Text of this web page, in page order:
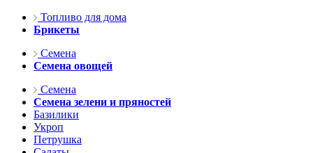
Топливо для дома
Брикеты
Семена
Семена овощей
Семена
Семена зелени и пряностей
Базилики
Укроп
Петрушка